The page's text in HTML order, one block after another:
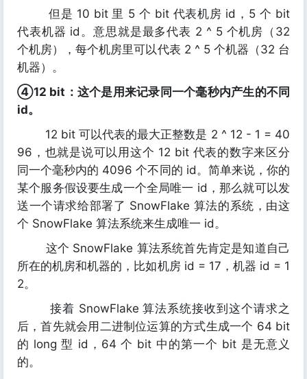
但是 10 bit 里 5 个 bit 代表机房 id，5 个 bit
代表机器 id。意思就是最多代表 2 ^ 5 个机房（32
个机房），每个机房里可以代表 2 ^ 5 个机器（32 台
机器）。
④12 bit：这个是用来记录同一个毫秒内产生的不同
id。
12 bit 可以代表的最大正整数是 2 ^ 12 - 1 = 40
96，也就是说可以用这个 12 bit 代表的数字来区分
同一个毫秒内的 4096 个不同的 id。简单来说，你的
某个服务假设要生成一个全局唯一 id，那么就可以发
送一个请求给部署了 SnowFlake 算法的系统，由这
个 SnowFlake 算法系统来生成唯一 id。
这个 SnowFlake 算法系统首先肯定是知道自己
所在的机房和机器的，比如机房 id = 17，机器 id = 1
2。
接着 SnowFlake 算法系统接收到这个请求之
后，首先就会用二进制位运算的方式生成一个 64 bit
的 long 型 id，64 个 bit 中的第一个 bit 是无意义
的。